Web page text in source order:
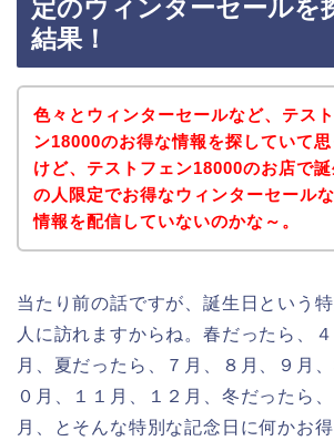
定のウィンターセールを
結果！
色々とウィンターセールなど、テス
ン18000のお得な情報を探していて思
けど、テストフェン18000のお店で誕
の人限定でお得なウィンターセール
情報を配信していないのかな～。
当たり前の話ですが、誕生日という
人に訪れますからね。春だったら、
月、夏だったら、７月、８月、９月、
０月、１１月、１２月、冬だったら
月、とそんな特別な記念日に何かお